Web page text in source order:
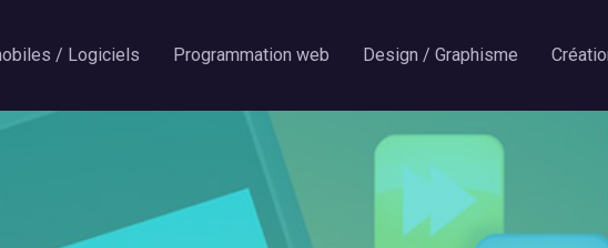
/ Logiciels Programmation web Design / Graphisme